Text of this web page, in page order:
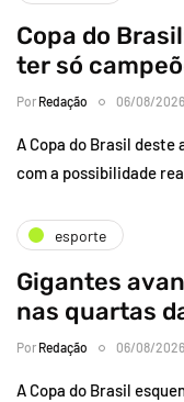
Copa do
ter só
Por Redação 06/08/2026
A Copa do Brasil
com a possibilidade
esporte
Gigantes
nas quartas
Por Redação 06/08/2026
A Copa do Brasil